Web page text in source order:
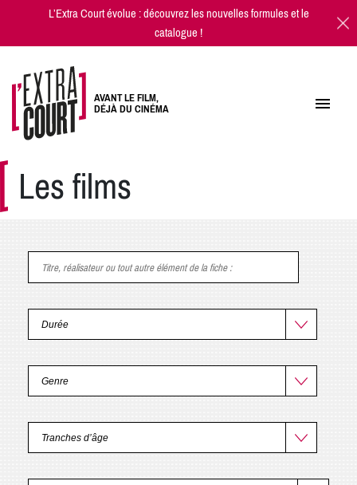
L’Extra Court évolue : découvrez lesnouvelles formulesetle
catalogue!
AVANT LE FILM,
DÉJÀ DU CINÉMA
Les films
Titre, réalisateur ou tout autre élément de la fiche: